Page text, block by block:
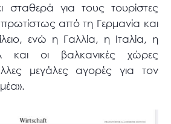
σταθερά για τους τουρίστες
από τη Γερμανία και
ενώ η Γαλλία, η Ιταλία, η
οι βαλκανικές χώρες
μεγάλες αγορές για τον